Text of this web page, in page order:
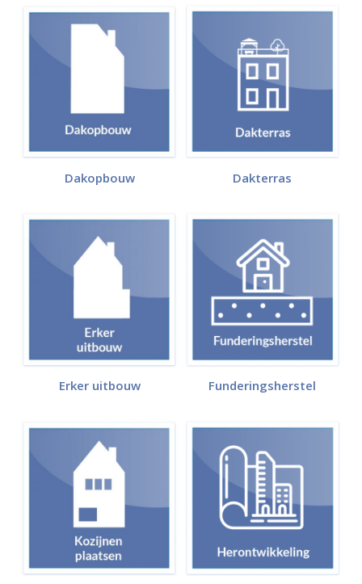
Dakopbouw Dakterras
Erker uitbouw Funderingsherstel